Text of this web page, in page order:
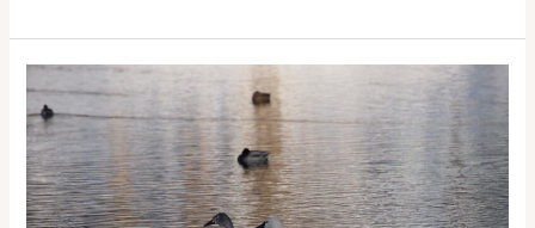
っ
て
こ
と？